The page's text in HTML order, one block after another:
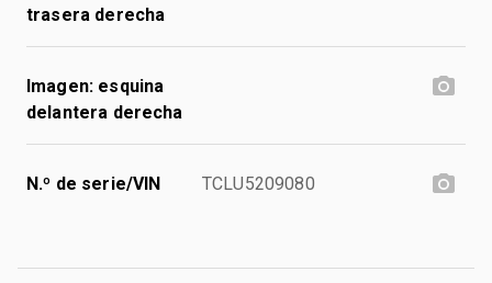
trasera derecha
Imagen: esquina
delantera derecha
N.º de serie/VIN TCLU5209080